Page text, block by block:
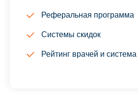
Реферальная программа
Системы скидок
Рейтинг врачей и